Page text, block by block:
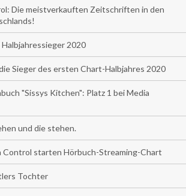
Die meistverkauften Zeitschriften in den
2020
Sieger des ersten Chart-Halbjahres 2020
"Sissys Kitchen": Platz 1 bei Media
und die stehen.
Control starten Hörbuch-Streaming-Chart
Tochter